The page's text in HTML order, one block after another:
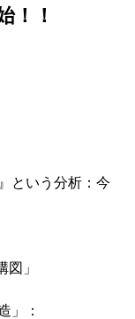
！！
という分析：今
」
」：